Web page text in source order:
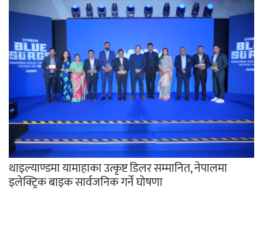
थाइल्याण्डमा यामाहाका उत्कृष्ट डिलर सम्मानित, नेपालमा
इलेक्ट्रिक बाइक सार्वजनिक गर्ने घोषणा